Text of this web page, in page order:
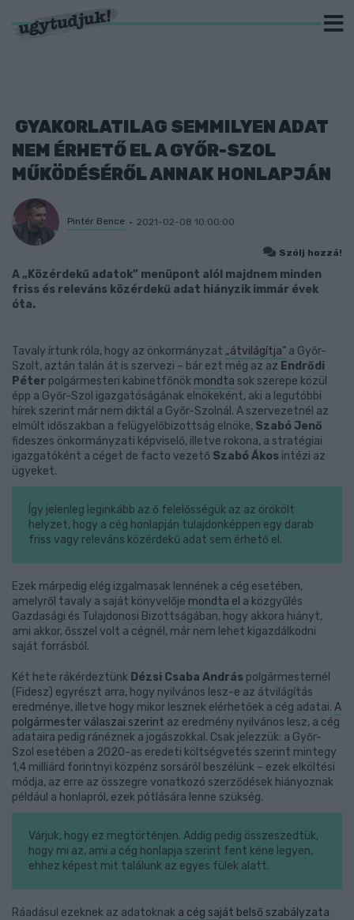
GYAKORLATILAG SEMMILYEN ADAT
NEM ÉRHETŐ EL A GYŐR-SZOL
MŰKÖDÉSÉRŐL ANNAK HONLAPJÁN
Pintér Bence 2021-02-08 10:00:00
Szólj hozzá!
A „Közérdekű adatok” menüpont alól majdnem minden
friss és releváns közérdekű adat hiányzik immár évek
óta.
Tavaly írtunk róla, hogy az önkormányzat „átvilágítja” a Győr-
Szolt, aztán talán át is szervezi – bár ezt még az az Endrődi
Péter polgármesteri kabinetfőnök mondta sok szerepe közül
épp a Győr-Szol igazgatóságának elnökeként, aki a legutóbbi
hírek szerint már nem diktál a Győr-Szolnál. A szervezetnél az
elmúlt időszakban a felügyelőbizottság elnöke, Szabó Jenő
fideszes önkormányzati képviselő, illetve rokona, a stratégiai
igazgatóként a céget de facto vezető Szabó Ákos intézi az
ügyeket.
Így jelenleg leginkább az ő felelősségük az az örökölt
helyzet, hogy a cég honlapján tulajdonképpen egy darab
friss vagy releváns közérdekű adat sem érhető el.
Ezek márpedig elég izgalmasak lennének a cég esetében,
amelyről tavaly a saját könyvelője mondta el a közgyűlés
Gazdasági és Tulajdonosi Bizottságában, hogy akkora hiányt,
ami akkor, ősszel volt a cégnél, már nem lehet kigazdálkodni
saját forrásból.
Két hete rákérdeztünk Dézsi Csaba András polgármesternél
(Fidesz) egyrészt arra, hogy nyilvános lesz-e az átvilágítás
eredménye, illetve hogy mikor lesznek elérhetőek a cég adatai. A
polgármester válaszai szerint az eredmény nyilvános lesz, a cég
adataira pedig ránéznek a jogászokkal. Csak jelezzük: a Győr-
Szol esetében a 2020-as eredeti költségvetés szerint mintegy
1,4 milliárd forintnyi közpénz sorsáról beszélünk – ezek elköltési
módja, az erre az összegre vonatkozó szerződések hiányoznak
például a honlapról, ezek pótlására lenne szükség.
Várjuk, hogy ez megtörténjen. Addig pedig összeszedtük,
hogy mi az, ami a cég honlapja szerint fent kéne legyen,
ehhez képest mit találunk az egyes fülek alatt.
Ráadásul ezeknek az adatoknak a cég saját belső szabályzata